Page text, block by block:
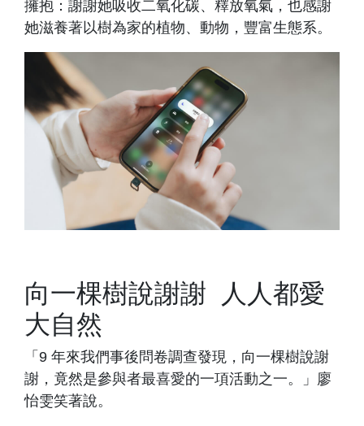
擁抱：謝謝她吸收二氧化碳、釋放氧氣，也感謝
她滋養著以樹為家的植物、動物，豐富生態系。
向一棵樹說謝謝 人人都愛
大自然
「9 年來我們事後問卷調查發現，向一棵樹說謝
謝，竟然是參與者最喜愛的一項活動之一。」廖
怡雯笑著說。